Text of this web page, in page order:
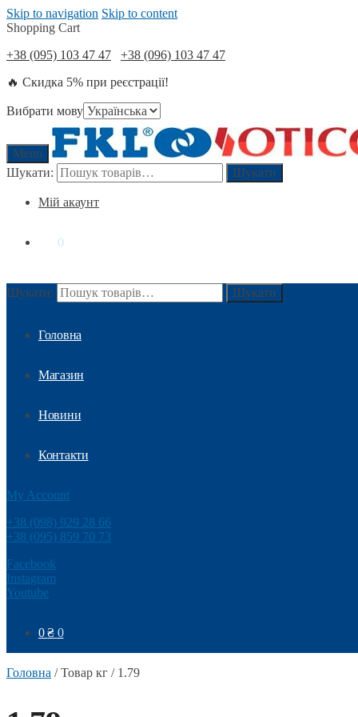
Skip to navigation Skip to content
Shopping Cart
+38 (095) 103 47 47
+38 (096) 103 47 47
🔥 Скидка 5% при реєстрації!
Вибрати мову
Menu
Шукати:
Шукати
Мій акаунт
0
Шукати: Шукати
Головна
Магазин
Новини
Контакти
My Account
+38 (098) 929 28 66
+38 (095) 859 70 73
Facebook
Instagram
Youtube
0₴ 0
Головна /Товар кг / 1.79